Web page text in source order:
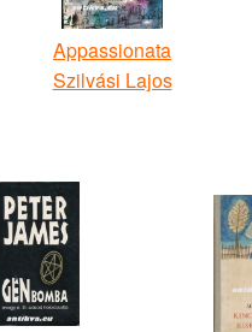
Appassionata
Szilvási Lajos